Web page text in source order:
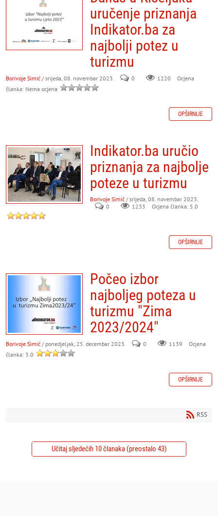
uručenje priznanja
Indikator.ba za
najbolji potez u
turizmu
Borivoje Simić / srijeda, 08. novembar 2023. 0 1220
Ocjena
članka: Nema ocjena
OPŠIRNIJE
Indikator.ba uručio
priznanja za najbolje
poteze u turizmu
Borivoje Simić / srijeda, 08. novembar 2023.
0
1233 Ocjena članka: 5.0
OPŠIRNIJE
Počeo izbor
najboljeg poteza u
turizmu "Zima
2023/2024"
Borivoje Simić / ponedjeljak, 25. decembar 2023. 0 1139
Ocjena
članka: 3.0
OPŠIRNIJE
RSS
Učitaj sljedećih 10 članaka (preostalo 43)